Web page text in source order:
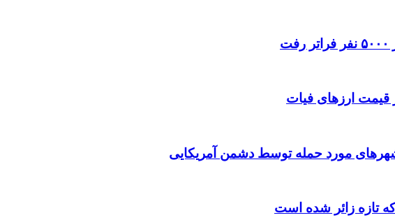
قیمت ارزهای فیات
مورد حمله توسط دشمن آمریکایی
که تازه زائر شده است